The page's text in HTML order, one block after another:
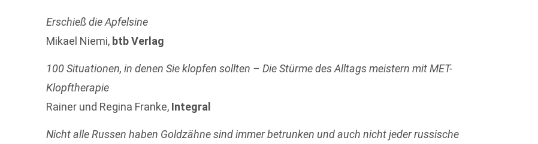
Erschieß die Apfelsine
Mikael Niemi, btb Verlag
100 Situationen, in denen Sie klopfen sollten – Die Stürme des Alltags meistern mit MET-
Klopftherapie
Rainer und Regina Franke, Integral
Nicht alle Russen haben Goldzähne sind immer betrunken und auch nicht jeder russische